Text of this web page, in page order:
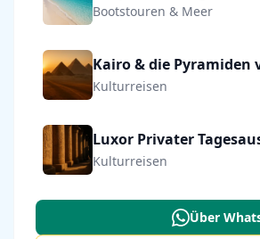
Bootstouren & Meer
Kulturreisen
Luxor Privater
Kulturreisen
Über